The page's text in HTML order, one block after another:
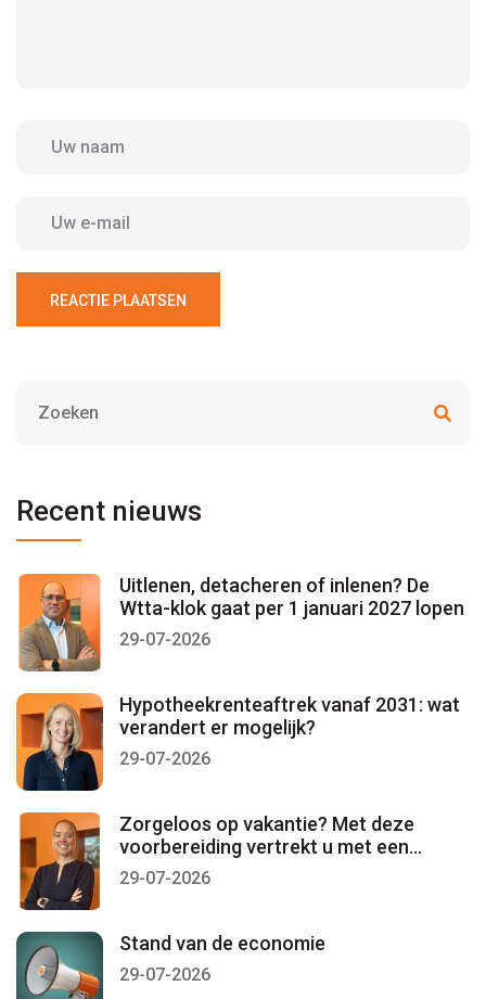
REACTIE PLAATSEN
Recent nieuws
Uitlenen, detacheren of inlenen? De
Wtta-klok gaat per 1 januari 2027 lopen
29-07-2026
Hypotheekrenteaftrek vanaf 2031: wat
verandert er mogelijk?
29-07-2026
Zorgeloos op vakantie? Met deze
voorbereiding vertrekt u met een
gerust gevoel
29-07-2026
Stand van de economie
29-07-2026